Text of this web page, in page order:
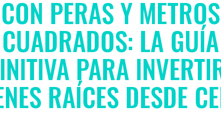
CON PERAS Y METROS
CUADRADOS: LA GUÍA
PARA
RAÍCES DESDE